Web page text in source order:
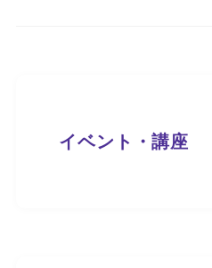
イベント・講座